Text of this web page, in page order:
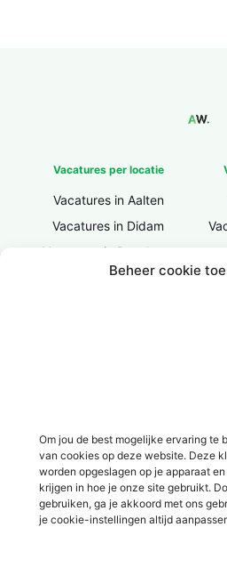
Beheer cookie
Om jou de best mogelijke ervaring te
van cookies op deze website. Deze
worden opgeslagen op je apparaat
krijgen in hoe je onze site gebruikt.
gebruiken, ga je akkoord met ons
je cookie-instellingen altijd
Vacatures per locatie
Vacatures in Aalten
Vacatures in Didam
Vacatures in Doesburg
Vacatures in Doetinchem
Vacatures in Varsseveld
Vacatures in Winterswijk
Vacatures in Zelhem
Vacatures in Zutphen